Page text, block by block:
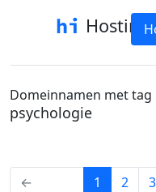
Hostinfo
Domeinnamen met tag
psychologie
←
1 (current)
2 3